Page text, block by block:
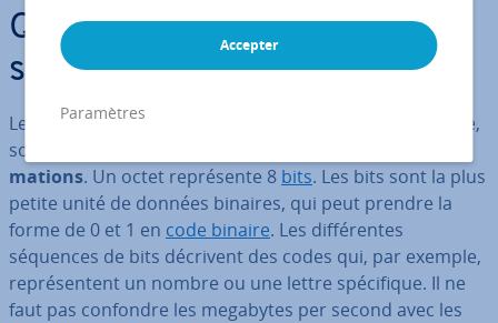
Que sont les megabytes per
second (MBps) ?
Les megabytes per second, ou mé­gaoc­tets par seconde,
sont une
ma­tions. Un octet re­pré­sente 8 bits. Les bits sont la plus
petite unité de données binaires, qui peut prendre la
forme de 0 et 1 en code binaire. Les dif­fé­rentes
séquences de bits décrivent des codes qui, par exemple,
re­pré­sen­tent un nombre ou une lettre spé­ci­fique. Il ne
faut pas confondre les megabytes per second avec les
Accepter
Paramètres